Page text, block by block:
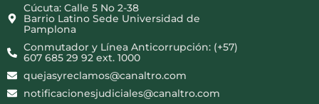
Cúcuta: Calle 5 No 2-38
Barrio Latino Sede Universidad de
Pamplona
Conmutador y Línea Anticorrupción: (+57)
607 685 29 92 ext. 1000
quejasyreclamos@canaltro.com
notificacionesjudiciales@canaltro.com